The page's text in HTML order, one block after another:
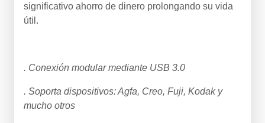
significativo ahorro de dinero prolongando su vida
útil.
. Conexión modular mediante USB 3.0
. Soporta dispositivos: Agfa, Creo, Fuji, Kodak y
mucho otros